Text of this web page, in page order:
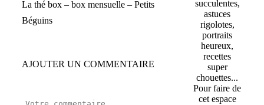
La thé box – box mensuelle – Petits
Béguins
AJOUTER UN COMMENTAIRE
succulentes,
astuces
rigolotes,
portraits
heureux,
recettes
super
chouettes...
Pour faire de
cet espace